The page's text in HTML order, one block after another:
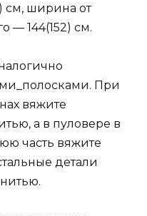
см, ширина от
— 144(152) см.
При
вяжите
а в пуловере в
часть вяжите
детали